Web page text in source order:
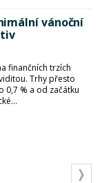
vánoční
finančních trzích
Trhy přesto
0,7 % a od začátku